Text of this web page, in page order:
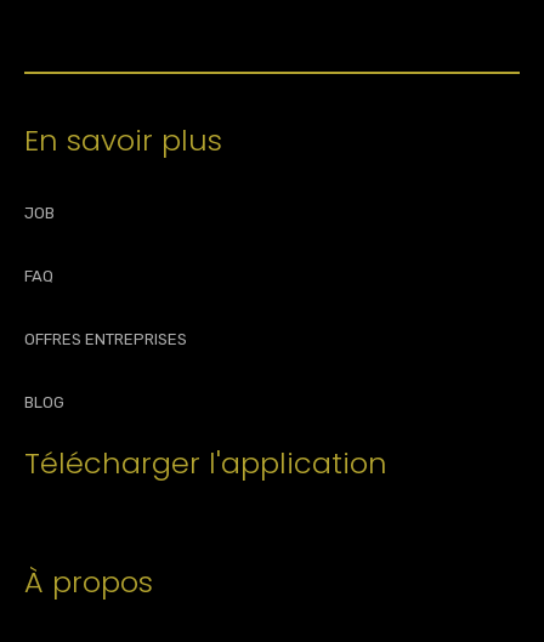
En savoir plus
JOB
FAQ
OFFRES ENTREPRISES
BLOG
Télécharger l'application
À propos